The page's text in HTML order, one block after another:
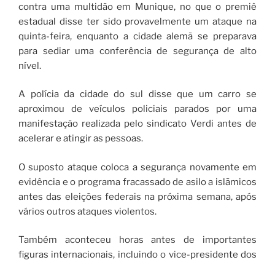
contra uma multidão em Munique, no que o premiê
estadual disse ter sido provavelmente um ataque na
quinta-feira, enquanto a cidade alemã se preparava
para sediar uma conferência de segurança de alto
nível.
A polícia da cidade do sul disse que um carro se
aproximou de veículos policiais parados por uma
manifestação realizada pelo sindicato Verdi antes de
acelerar e atingir as pessoas.
O suposto ataque coloca a segurança novamente em
evidência e o programa fracassado de asilo a islãmicos
antes das eleições federais na próxima semana, após
vários outros ataques violentos.
Também aconteceu horas antes de importantes
figuras internacionais, incluindo o vice-presidente dos